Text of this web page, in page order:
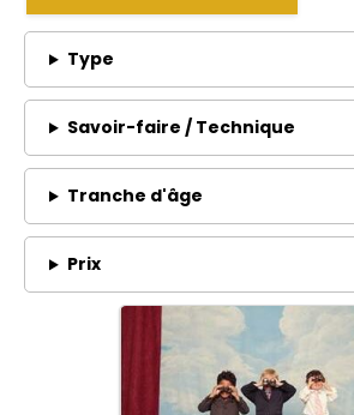
Type
Savoir-faire / Technique
Tranche d'âge
Prix